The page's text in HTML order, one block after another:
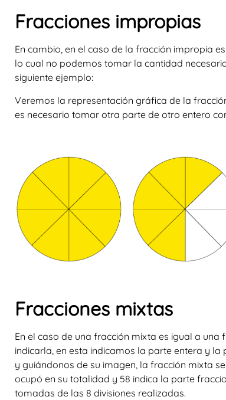
Fracciones impropias
En cambio, en el caso de la fracción impropia
lo cual no podemos tomar la cantidad
siguiente ejemplo:
Veremos la representación gráfica de la
es necesario tomar otra parte de otro entero
Fracciones mixtas
En el caso de una fracción mixta es igual a una
indicarla, en esta indicamos la parte entera y
y guiándonos de su imagen, la fracción mixta
ocupó en su totalidad y 58 indica la parte
tomadas de las 8 divisiones realizadas.